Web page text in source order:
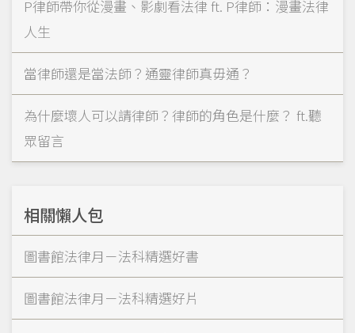
P律師帶你從漫畫、影劇看法律 ft. P律師：漫畫法律
人生
當律師還是當法師？通靈律師真毋通？
為什麼壞人可以請律師？律師的角色是什麼？ ft.聽
眾留言
相關懶人包
圖書館法律月－法科精選好書
圖書館法律月－法科精選好片